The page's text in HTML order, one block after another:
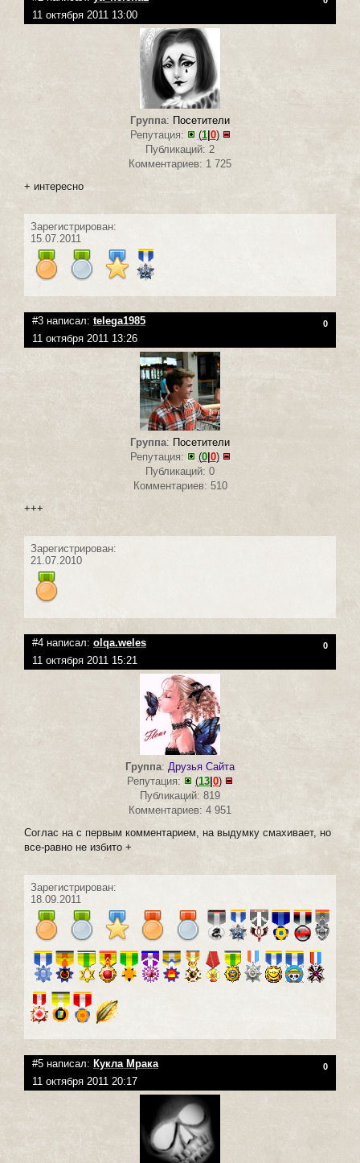
11 октября 2011 13:00
Группа: Посетители
Репутация:
(1| 0)
Публикаций: 2
Комментариев: 1 725
+ интересно
Зарегистрирован:
15.07.2011
#3 написал: telega1985 0
11 октября 2011 13:26
Группа: Посетители
Репутация:
(0| 0)
Публикаций: 0
Комментариев: 510
+++
Зарегистрирован:
21.07.2010
#4 написал: olqa.weles 0
11 октября 2011 15:21
Группа: Друзья Сайта
Репутация:
(13 0)
Публикаций: 819
Комментариев: 4 951
Соглас на с первым комментарием, на выдумку смахивает, но
все-равно не избито +
Зарегистрирован:
18.09.2011
#5 написал: Кукла Мрака 0
11 октября 2011 20:17